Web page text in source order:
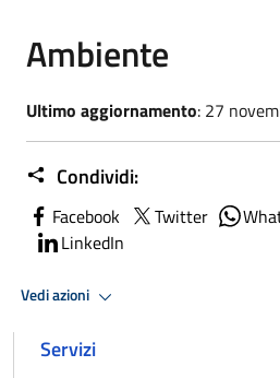
Ambiente
Ultimo aggiornamento: 27
Condividi:
Facebook Twitter
LinkedIn
Vedi azioni
Servizi